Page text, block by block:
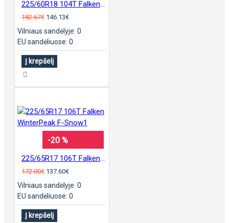
182.67€ 146.13€
Vilniaus sandėlyje: 0
EU sandėliuose: 0
Į krepšelį
-20 %
172.00€ 137.60€
Vilniaus sandėlyje: 0
EU sandėliuose: 0
Į krepšelį